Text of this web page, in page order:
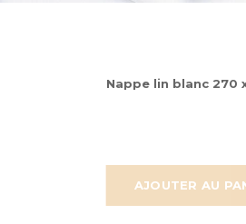
AJOUTER AU
Nappe lin blanc 270